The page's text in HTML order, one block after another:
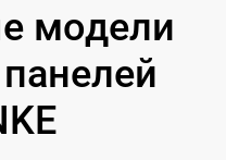
модели